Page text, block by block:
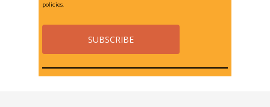
policies.